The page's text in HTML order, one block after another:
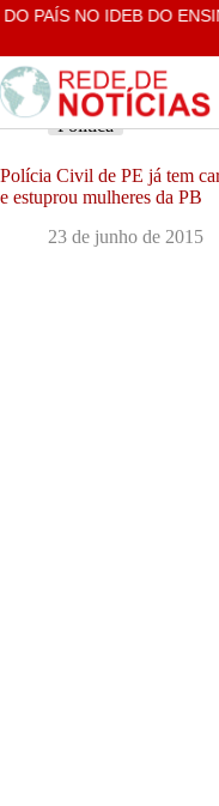
Pular
o
conteúdo
NO IDEB DO
Política
Polícia Civil de PE já tem
e estuprou mulheres da PB
23 de junho de 2015